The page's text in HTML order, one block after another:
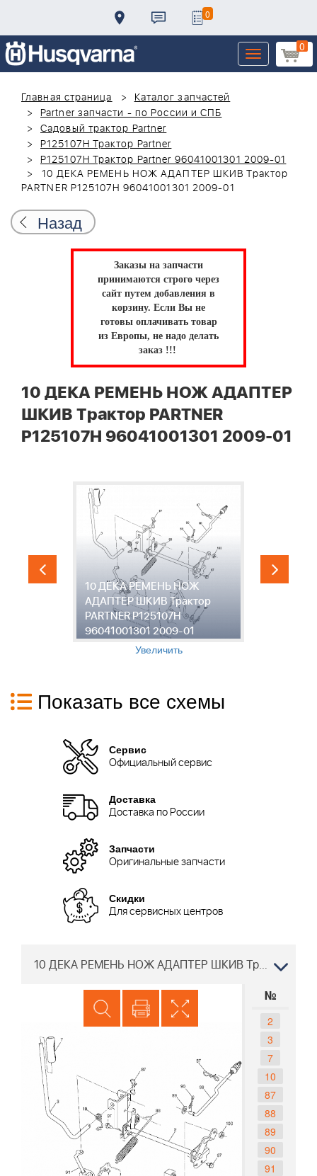
0
0
Toggle
navigation
Главная страница
Каталог запчастей
Partner запчасти - по России и СПБ
Садовый трактор Partner
P125107H Трактор Partner
P125107H Трактор Partner 96041001301 2009-01
10 ДЕКА РЕМЕНЬ НОЖ АДАПТЕР ШКИВ Трактор
PARTNER P125107H 96041001301 2009-01
Назад
Заказы на запчасти
принимаются строго через
сайт путем добавления в
корзину. Если Вы не
готовы оплачивать товар
из Европы, не надо делать
заказ !!!
10 ДЕКА РЕМЕНЬ НОЖ АДАПТЕР
ШКИВ Трактор PARTNER
P125107H 96041001301 2009-01
10 ДЕКА РЕМЕНЬ НОЖ
АДАПТЕР ШКИВ Трактор
PARTNER P125107H
96041001301 2009-01
Увеличить
Показать все схемы
Сервис
Официальный сервис
Доставка
Доставка по России
Запчасти
Оригинальные запчасти
Скидки
Для сервисных центров
10 ДЕКА РЕМЕНЬ НОЖ АДАПТЕР ШКИВ Трактор PARTNER P125107H 96041001301 2009-01
№
2
3
7
10
87
88
89
90
91